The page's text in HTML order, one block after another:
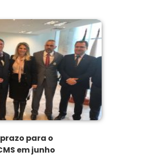
para o
em junho